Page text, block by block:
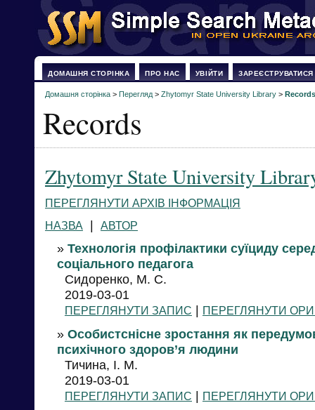
ДОМАШНЯ СТОРІНКА ПРО НАС УВІЙТИ ЗАРЕЄСТРУВАТИСЯ
Домашня сторінка > Перегляд > Zhytomyr State University Library > Records
Records
Zhytomyr State University
ПЕРЕГЛЯНУТИ АРХІВ ІНФОРМАЦІЯ
НАЗВА
| АВТОР
» Технологія профілактики суїциду
соціального педагога
Сидоренко, М. С.
2019-03-01
ПЕРЕГЛЯНУТИ ЗАПИС | ПЕРЕГЛЯНУТИ
» Особистснісне зростання як
психічного здоров’я людини
Тичина, І. М.
2019-03-01
ПЕРЕГЛЯНУТИ ЗАПИС | ПЕРЕГЛЯНУТИ